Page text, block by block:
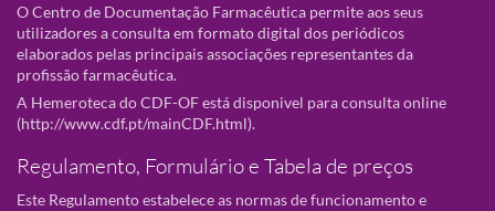
O Centro de Documentação Farmacêutica permite aos seus
utilizadores a consulta em formato digital dos periódicos
elaborados pelas principais associações representantes da
profissão farmacêutica.
A Hemeroteca do CDF-OF está disponivel para consulta online
(http://www.cdf.pt/mainCDF.html).
Regulamento, Formulário e Tabela de preços
Este Regulamento estabelece as normas de funcionamento e